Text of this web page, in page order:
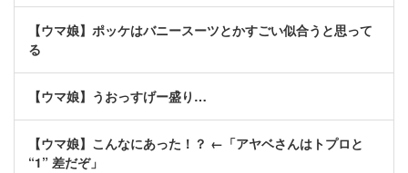
【ウマ娘】ポッケはバニースーツとかすごい似合うと思って
る
【ウマ娘】うおっすげー盛り…
【ウマ娘】こんなにあった！？ ←「アヤベさんはトプロと
“1” 差だぞ」